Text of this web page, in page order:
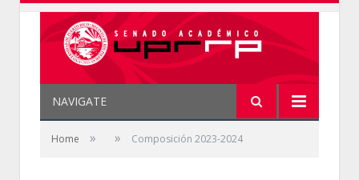
NAVIGATE
Home » » Composición 2023-2024